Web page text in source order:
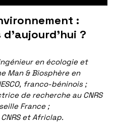
:
?
en écologie et
Man & Biosphère en
franco-béninois ;
de recherche au CNRS
France ;
et Africlap.